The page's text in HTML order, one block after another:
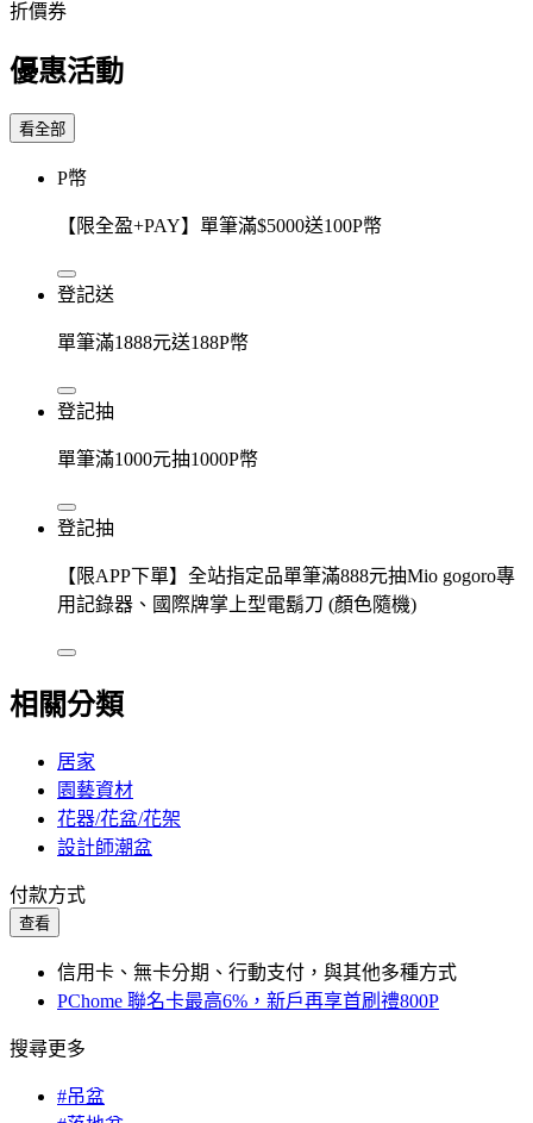
折價券
優惠活動
看全部
P幣
【限全盈+PAY】單筆滿$5000送100P幣
登記送
單筆滿1888元送188P幣
登記抽
單筆滿1000元抽1000P幣
登記抽
【限APP下單】全站指定品單筆滿888元抽Mio gogoro專
用記錄器、國際牌掌上型電鬍刀 (顏色隨機)
相關分類
居家
園藝資材
花器/花盆/花架
設計師潮盆
付款方式
查看
信用卡、無卡分期、行動支付，與其他多種方式
PChome 聯名卡最高6%，新戶再享首刷禮800P
搜尋更多
#吊盆